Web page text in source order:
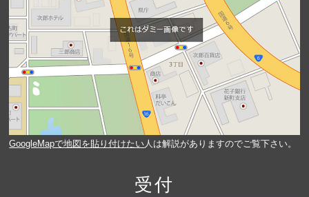
GoogleMapで地図を貼り付けたい 人は解説がありますのでご覧下さい。
受付